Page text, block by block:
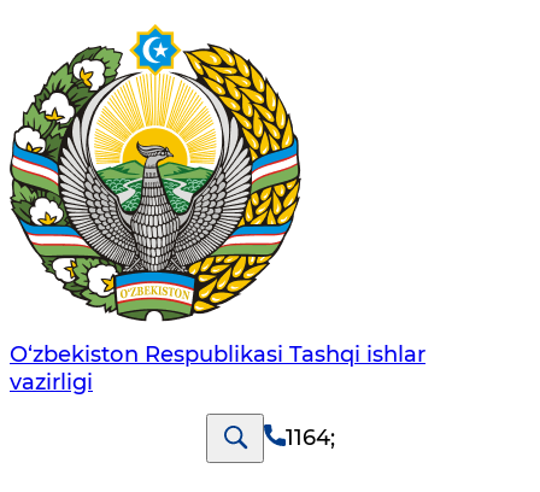
O‘zbеkistоn Rеspublikаsi Tashqi ishlаr
vаzirligi
1164;